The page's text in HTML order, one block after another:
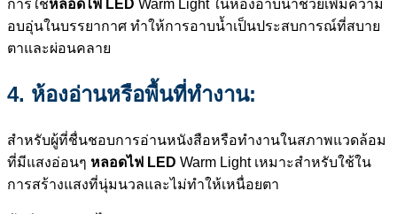
การใช้หลอดไฟ LED Warm Light ในห้องอาบน้ำช่วยเพิ่มความ
อบอุ่นในบรรยากาศ ทำให้การอาบน้ำเป็นประสบการณ์ที่สบาย
ตาและผ่อนคลาย
4. ห้องอ่านหรือพื้นที่ทำงาน:
สำหรับผู้ที่ชื่นชอบการอ่านหนังสือหรือทำงานในสภาพแวดล้อม
ที่มีแสงอ่อนๆ หลอดไฟ LED Warm Light เหมาะสำหรับใช้ใน
การสร้างแสงที่นุ่มนวลและไม่ทำให้เหนื่อยตา